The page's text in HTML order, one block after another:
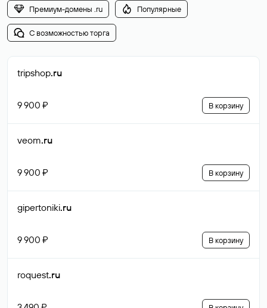
Премиум-домены .ru Популярные
С возможностью торга
tripshop.ru
9 900 ₽ В корзину
veom.ru
9 900 ₽ В корзину
gipertoniki.ru
9 900 ₽ В корзину
roquest.ru